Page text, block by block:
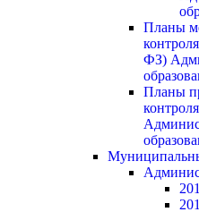
Планы
ФЗ)
Планы